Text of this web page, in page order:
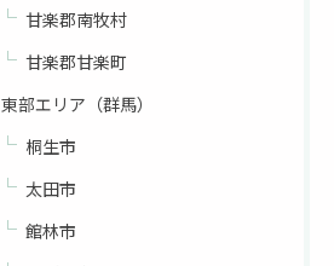
甘楽郡南牧村
甘楽郡甘楽町
東部エリア（群馬）
桐生市
太田市
館林市